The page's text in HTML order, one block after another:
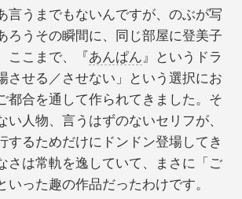
うまでもないんですが、のぶが写
ろうその瞬間に、同じ部屋に登美子
ここまで、『あんぱん』というドラ
させる／させない」という選択にお
都合を通して作られてきました。そ
い人物、言うはずのないセリフが、
するためだけにドンドン登場してき
さは常軌を逸していて、まさに「ご
いった趣の作品だったわけです。